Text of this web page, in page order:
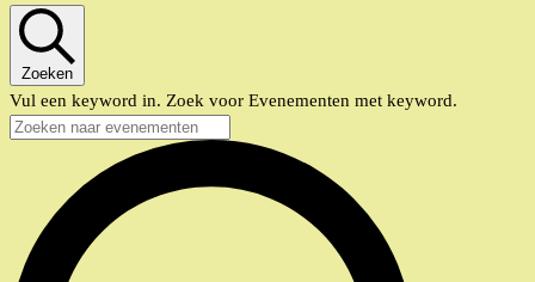
Zoeken
Vul een keyword in. Zoek voor Evenementen met keyword.